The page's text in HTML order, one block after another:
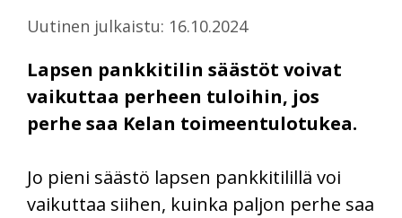
Uutinen julkaistu: 16.10.2024
Lapsen pankkitilin säästöt voivat
vaikuttaa perheen tuloihin, jos
perhe saa Kelan toimeentulotukea.
Jo pieni säästö lapsen pankkitilillä voi
vaikuttaa siihen, kuinka paljon perhe saa